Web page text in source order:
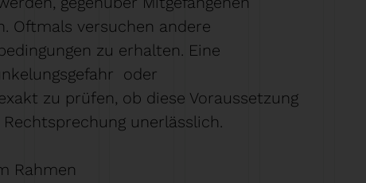
Oftmals versuchen andere
zu erhalten. Eine
oder
zu prüfen, ob diese Voraussetzung
unerlässlich.
Rahmen